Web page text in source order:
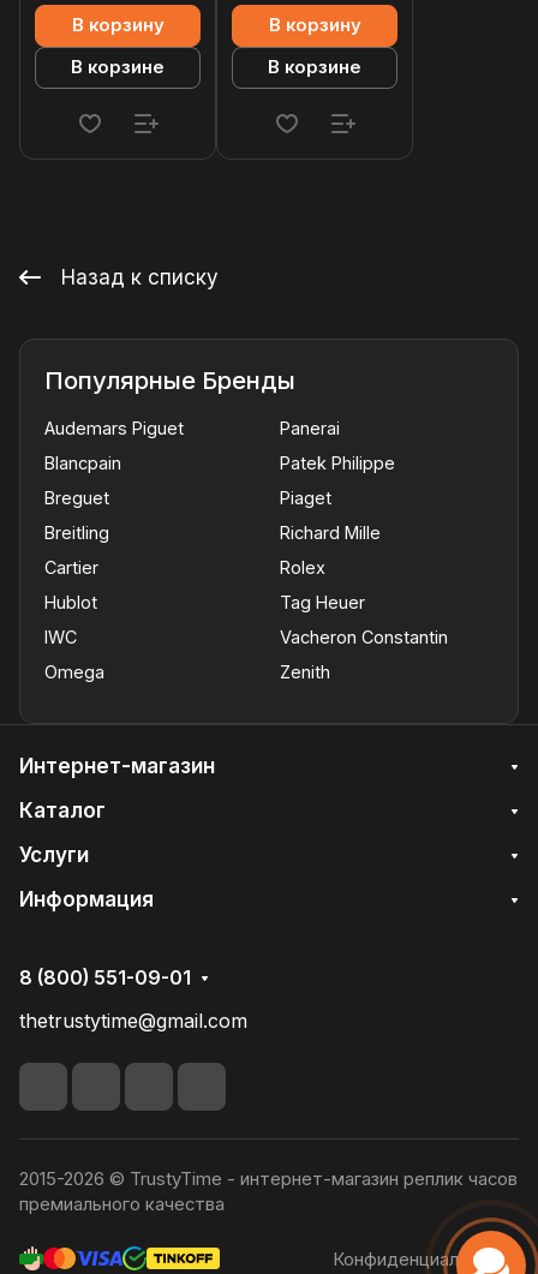
В корзину
В корзине
В корзину
В корзине
Назад к списку
Популярные Бренды
Audemars Piguet
Blancpain
Breguet
Breitling
Cartier
Hublot
IWC
Omega
Panerai
Patek Philippe
Piaget
Richard Mille
Rolex
Tag Heuer
Vacheron Constantin
Zenith
Интернет-магазин
Каталог
Услуги
Информация
8 (800) 551-09-01
thetrustytime@gmail.com
2015-2026 © TrustyTime - интернет-магазин реплик часов
премиального качества
Конфиденциальность